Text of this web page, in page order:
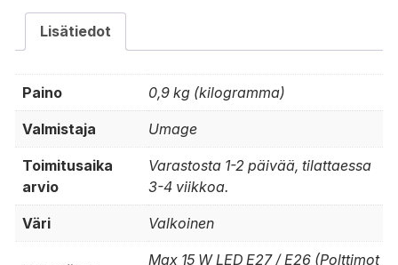
Lisätiedot
Paino 0,9 kg (kilogramma)
Valmistaja Umage
Toimitusaika
arvio
Varastosta 1-2 päivää, tilattaessa
3-4 viikkoa.
Väri Valkoinen
Max 15 W LED E27 / E26 (Polttimot